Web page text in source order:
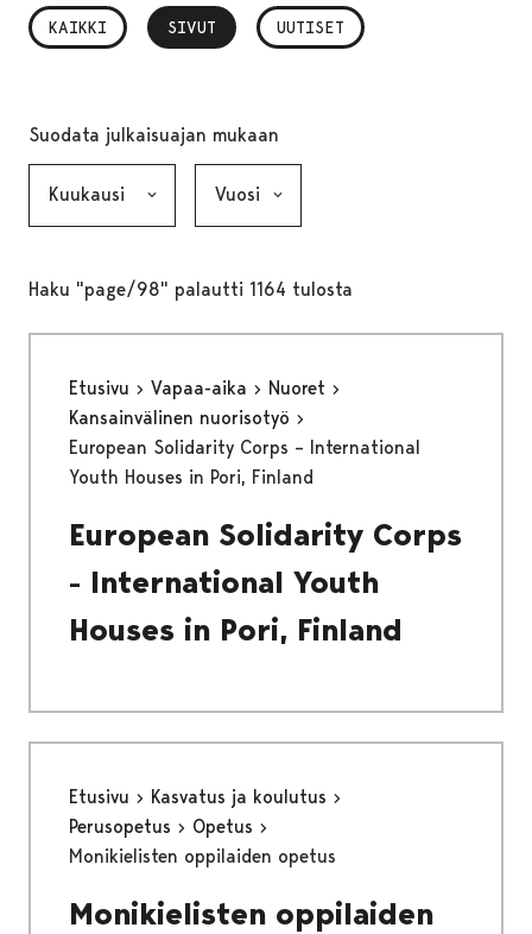
KAIKKI SIVUT
, VALITTU UUTISET
Suodata julkaisuajan mukaan
Haku "page/98" palautti 1164 tulosta
Etusivu Vapaa-aika
Nuoret
Kansainvälinen nuorisotyö
European Solidarity Corps – International
Youth Houses in Pori, Finland
European Solidarity Corps
- International Youth
Houses in Pori, Finland
Etusivu
Kasvatus ja koulutus
Perusopetus
Opetus
Monikielisten oppilaiden opetus
Monikielisten oppilaiden